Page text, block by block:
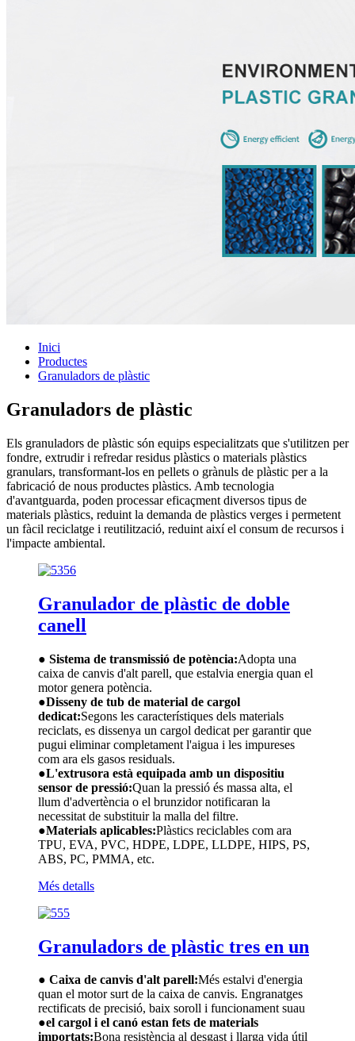
Inici
Productes
Granuladors de plàstic
Granuladors de plàstic
Els granuladors de plàstic són equips especialitzats que s'utilitzen per
fondre, extrudir i refredar residus plàstics o materials plàstics
granulars, transformant-los en pellets o grànuls de plàstic per a la
fabricació de nous productes plàstics. Amb tecnologia
d'avantguarda, poden processar eficaçment diversos tipus de
materials plàstics, reduint la demanda de plàstics verges i permetent
un fàcil reciclatge i reutilització, reduint així el consum de recursos i
l'impacte ambiental.
Granulador de plàstic de doble
canell
● Sistema de transmissió de potència:Adopta una
caixa de canvis d'alt parell, que estalvia energia quan el
motor genera potència.
●Disseny de tub de material de cargol
dedicat:Segons les característiques dels materials
reciclats, es dissenya un cargol dedicat per garantir que
pugui eliminar completament l'aigua i les impureses
com ara els gasos residuals.
●L'extrusora està equipada amb un dispositiu
sensor de pressió:Quan la pressió és massa alta, el
llum d'advertència o el brunzidor notificaran la
necessitat de substituir la malla del filtre.
●Materials aplicables:Plàstics reciclables com ara
TPU, EVA, PVC, HDPE, LDPE, LLDPE, HIPS, PS,
ABS, PC, PMMA, etc.
Més detalls
Granuladors de plàstic tres en un
● Caixa de canvis d'alt parell:Més estalvi d'energia
quan el motor surt de la caixa de canvis. Engranatges
rectificats de precisió, baix soroll i funcionament suau
●el cargol i el canó estan fets de materials
importats:Bona resistència al desgast i llarga vida útil